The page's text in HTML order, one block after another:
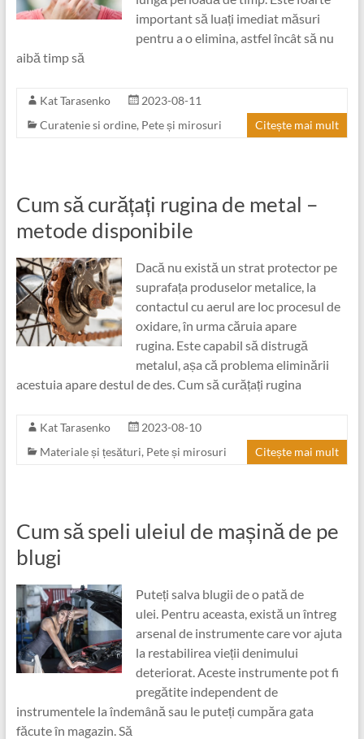
important să luați imediat măsuri
pentru a o elimina, astfel încât să nu
aibă timp să
Kat Tarasenko
2023-08-11
Curatenie si ordine, Pete și mirosuri Citește mai mult
Cum să curățați rugina de metal –
metode disponibile
Dacă nu există un strat protector pe
suprafața produselor metalice, la
contactul cu aerul are loc procesul de
oxidare, în urma căruia apare
rugina. Este capabil să distrugă
metalul, așa că problema eliminării
acestuia apare destul de des. Cum să curățați rugina
Kat Tarasenko
2023-08-10
Materiale și țesături, Pete și mirosuri Citește mai mult
Cum să speli uleiul de mașină de pe
blugi
Puteți salva blugii de o pată de
ulei. Pentru aceasta, există un întreg
arsenal de instrumente care vor ajuta
la restabilirea vieții denimului
deteriorat. Aceste instrumente pot fi
pregătite independent de
instrumentele la îndemână sau le puteți cumpăra gata
făcute în magazin. Să